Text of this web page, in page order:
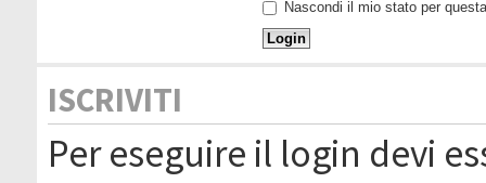
Nascondi il mio stato per
ISCRIVITI
Per eseguire il login devi